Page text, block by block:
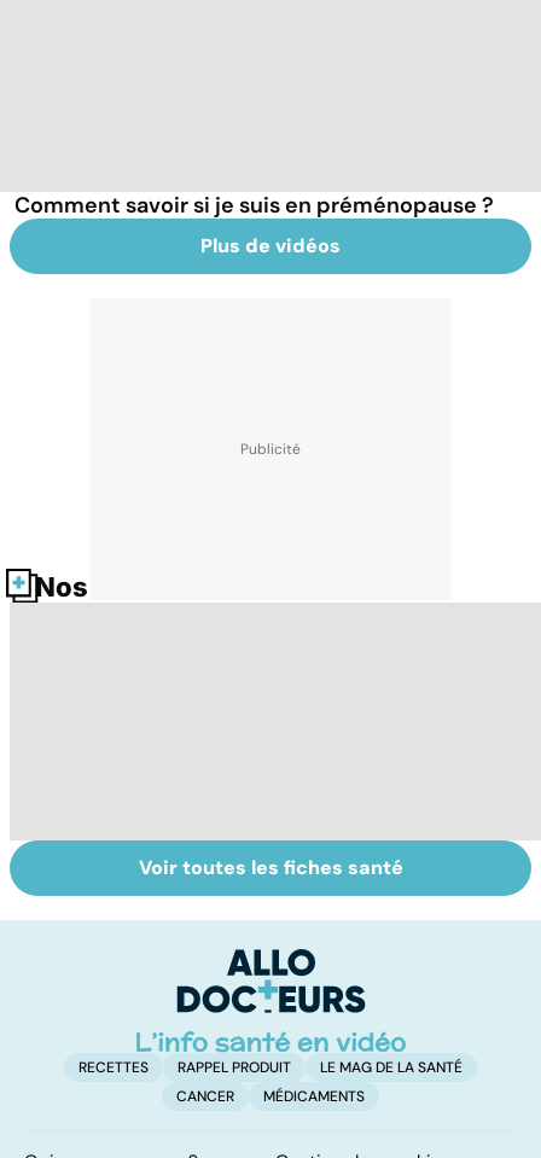
Comment savoir si je suis en préménopause ?
Plus de vidéos
Nos fiches santé
Le lupus, une
maladie
Anémie :
symptômes,
traitements
Voir toutes les fiches santé
RECETTES RAPPEL PRODUIT
LE MAG DE LA SANTÉ
CANCER
MÉDICAMENTS